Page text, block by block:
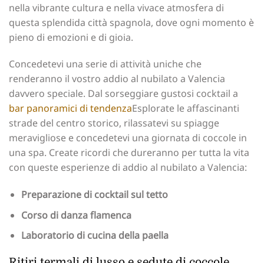
nella vibrante cultura e nella vivace atmosfera di
questa splendida città spagnola, dove ogni momento è
pieno di emozioni e di gioia.
Concedetevi una serie di attività uniche che
renderanno il vostro addio al nubilato a Valencia
davvero speciale.‍ Dal sorseggiare gustosi cocktail a
bar panoramici di tendenzaEsplorate le affascinanti
strade del centro storico, rilassatevi su spiagge
meravigliose e concedetevi una giornata di coccole in
una spa. Create ricordi che dureranno per tutta la vita
con queste esperienze di addio al nubilato a Valencia:
Preparazione di cocktail sul tetto‍
Corso di danza flamenca
Laboratorio di cucina della paella